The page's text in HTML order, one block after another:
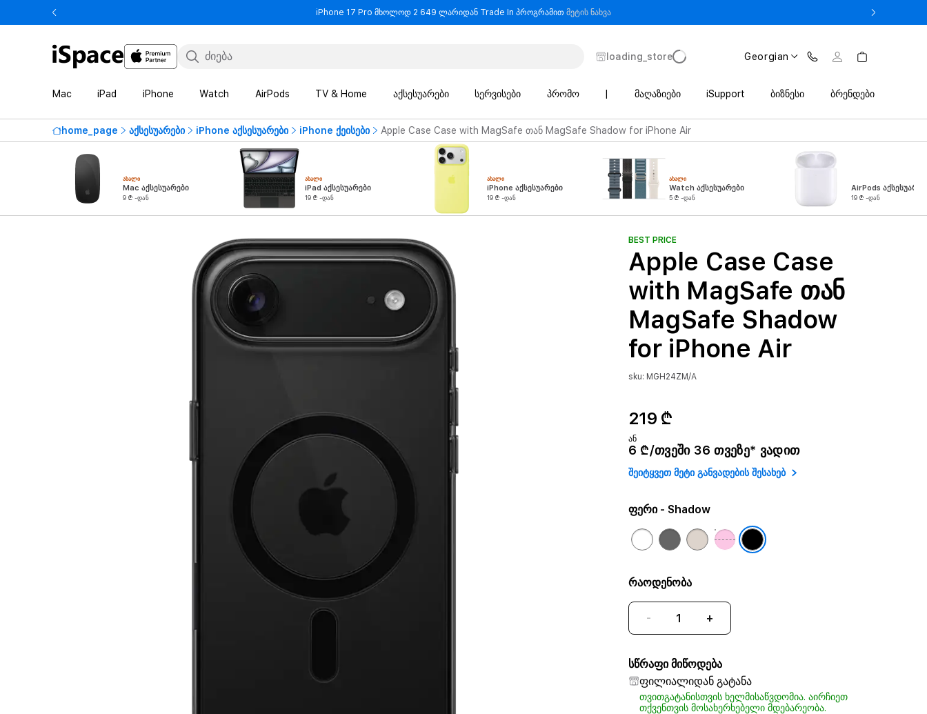
iPhone 17 Pro მხოლოდ 2 649 ლარიდან Trade In პროგრამით მეტის ნახვა- iPhone 17 Pro მხოლოდ 2 649 ლარიდან Trade In პროგრამით
loading_store Georgian
Mac iPad iPhone Watch AirPods TV & Home აქსესუარები სერვისები პრომო მაღაზიები iSupport ბიზნესი ბრენდები
home_page აქსესუარები iPhone აქსესუარები iPhone ქეისები Apple Case Case with MagSafe თან MagSafe Shadow for iPhone Air
ᲐᲮᲐᲚᲘ
Mac აქსესუარები
9 ₾ -დან
ᲐᲮᲐᲚᲘ
iPad აქსესუარები
19 ₾ -დან
ᲐᲮᲐᲚᲘ
iPhone აქსესუარები
19 ₾ -დან
ᲐᲮᲐᲚᲘ
Watch აქსესუარები
5 ₾ -დან
AirPods
19 ₾ -დან
BEST PRICE
Apple Case Case
with MagSafe თან
MagSafe Shadow
for iPhone Air
sku: MGH24ZM/A
219 ₾
ან
6 ₾/თვეში 36 თვეზე* ვადით
შეიტყვეთ მეტი განვადების შესახებ
ფერი- Shadow
რაოდენობა
- +
სწრაფი მიწოდება
ფილიალიდან გატანა
თვითგატანისთვის ხელმისაწვდომია. აირჩიეთ
თქვენთვის მოსახერხებელი მდებარეობა.